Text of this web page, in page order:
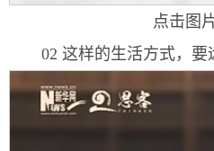
点击图
02 这样的生活方式，要